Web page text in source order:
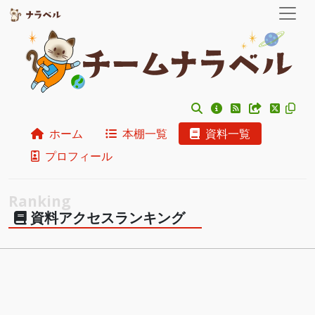
ホーム 本棚一覧
資料一覧
プロフィール
資料アクセスランキング